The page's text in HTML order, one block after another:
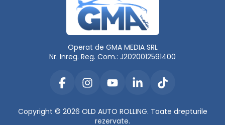
Operat de GMA MEDIA SRL
Nr. Inreg. Reg. Com.: J2020012591400
Copyright © 2026 OLD AUTO ROLLING. Toate drepturile
rezervate.